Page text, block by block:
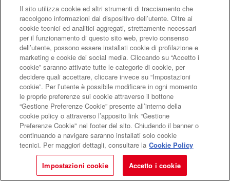
"Andarsene" di Rodrigo Hasbún
La saga degli Ertl, da cineasti per il Terzo Reich a rifugiati
nella Bolivia di Che Guevara per una nuova vita
RECENSIONI
Il sito utilizza cookie ed altri strumenti di tracciamento che
raccolgono informazioni dal dispositivo dell’utente. Oltre ai
cookie tecnici ed analitici aggregati, strettamente necessari
per il funzionamento di questo sito web, previo consenso
dell’utente, possono essere installati cookie di profilazione e
marketing e cookie dei social media. Cliccando su “Accetto i
cookie” saranno attivate tutte le categorie di cookie, per
decidere quali accettare, cliccare invece su “Impostazioni
cookie”. Per l’utente è possibile modificare in ogni momento
le proprie preferenze sui cookie attraverso il bottone
“Gestione Preferenze Cookie” presente all’interno della
cookie policy o attraverso l’apposito link “Gestione
Preferenze Cookie" nel footer del sito. Chiudendo il banner o
continuando a navigare saranno installati solo cookie
tecnici. Per maggiori dettagli, consultare la Cookie Policy
Impostazioni cookie Accetto i cookie